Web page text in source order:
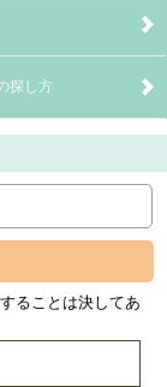
探し方
ることは決してあ